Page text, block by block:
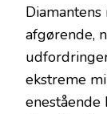
afgørende,
ekstreme